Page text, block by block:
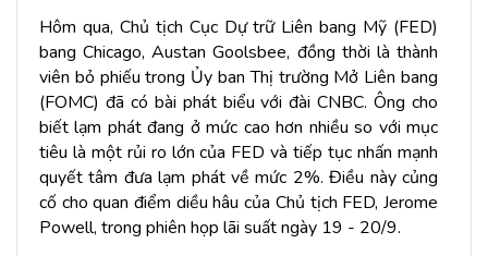
Hôm qua, Chủ tịch Cục Dự trữ Liên bang Mỹ (FED)
bang Chicago, Austan Goolsbee, đồng thời là thành
viên bỏ phiếu trong Ủy ban Thị trường Mở Liên bang
(FOMC) đã có bài phát biểu với đài CNBC. Ông cho
biết lạm phát đang ở mức cao hơn nhiều so với mục
tiêu là một rủi ro lớn của FED và tiếp tục nhấn mạnh
quyết tâm đưa lạm phát về mức 2%. Điều này củng
cố cho quan điểm diều hâu của Chủ tịch FED, Jerome
Powell, trong phiên họp lãi suất ngày 19 - 20/9.